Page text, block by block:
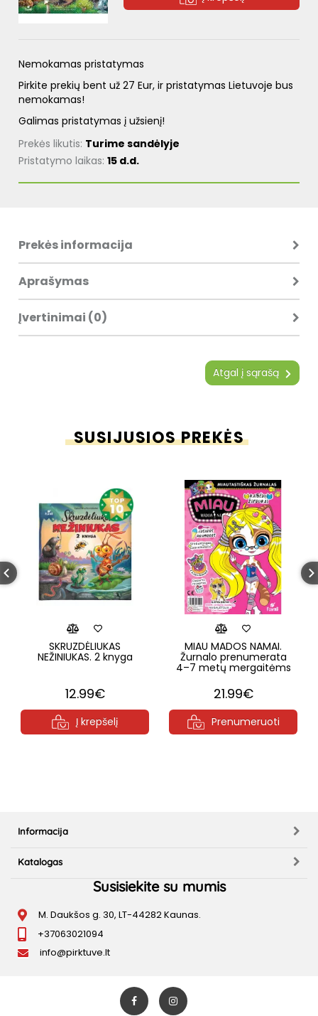
Nemokamas pristatymas
Pirkite prekių bent už 27 Eur, ir pristatymas Lietuvoje bus
nemokamas!
Galimas pristatymas į užsienį!
Prekės likutis: Turime sandėlyje
Pristatymo laikas: 15 d.d.
Prekės informacija
Aprašymas
Įvertinimai (0)
Atgal į sąrašą
SUSIJUSIOS PREKĖS
SKRUZDĖLIUKAS
NEŽINIUKAS. 2 knyga
12.99€
Į krepšelį
MIAU MADOS NAMAI.
Žurnalo prenumerata
4–7 metų mergaitėms
21.99€
Prenumeruoti
Informacija
Katalogas
Susisiekite su mumis
M. Daukšos g. 30, LT-44282 Kaunas.
+37063021094
info@pirktuve.lt